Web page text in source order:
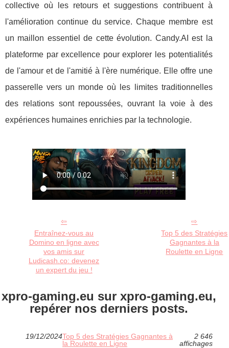
collective où les retours et suggestions contribuent à
l'amélioration continue du service. Chaque membre est
un maillon essentiel de cette évolution. Candy.AI est la
plateforme par excellence pour explorer les potentialités
de l'amour et de l'amitié à l'ère numérique. Elle offre une
passerelle vers un monde où les limites traditionnelles
des relations sont repoussées, ouvrant la voie à des
expériences humaines enrichies par la technologie.
Entraînez-vous au
Domino en ligne avec
vos amis sur
Ludicash.co: devenez
un expert du jeu !
Top 5 des Stratégies
Gagnantes à la
Roulette en Ligne
xpro-gaming.eu sur xpro-gaming.eu,
repérer nos derniers posts.
19/12/2024Top 5 des Stratégies Gagnantes à
la Roulette en Ligne
2 646
affichages